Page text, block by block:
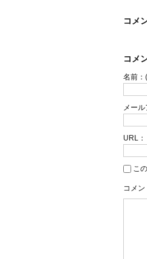
コメ
コメ
名前：
メール
URL：
こ
コメン